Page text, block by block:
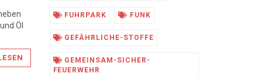
Öl
FUHRPARK FUNK
GEFÄHRLICHE-STOFFE
GEMEINSAM-SICHER-
FEUERWEHR